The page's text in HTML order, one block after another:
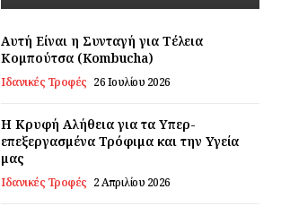
Αυτή Είναι η Συνταγή για Τέλεια
Κομπούτσα (Kombucha)
Ιδανικές Τροφές 26 Ιουλίου 2026
Η Κρυφή Αλήθεια για τα Υπερ-
επεξεργασμένα Τρόφιμα και την Υγεία
μας
Ιδανικές Τροφές 2 Απριλίου 2026